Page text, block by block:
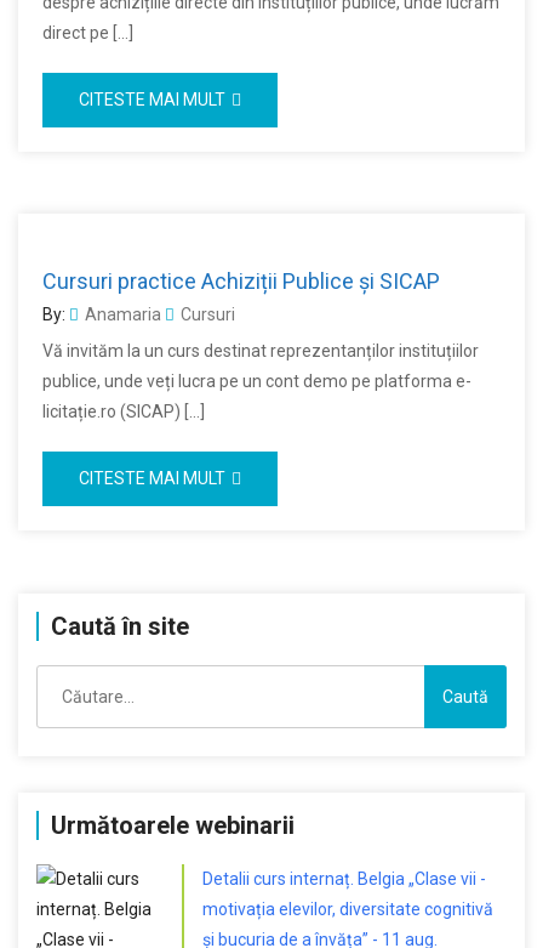
direct pe […]
CITESTE MAI MULT
Cursuri practice Achiziții Publice și SICAP
By: Anamaria
Cursuri
Vă invităm la un curs destinat reprezentanților instituțiilor
publice, unde veți lucra pe un cont demo pe platforma e-
licitație.ro (SICAP) […]
CITESTE MAI MULT
Caută în site
după:
Următoarele webinarii
Detalii curs internaț. Belgia „Clase vii -
motivația elevilor, diversitate cognitivă
și bucuria de a învăța” - 11 aug.